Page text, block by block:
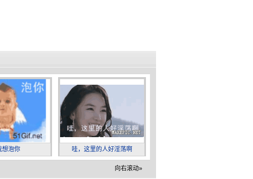
想泡你 哇，这里的人好淫荡啊
向右滚动»